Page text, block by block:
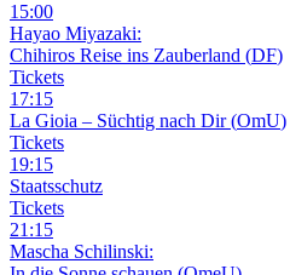
15:00
Hayao Miyazaki:
Chihiros Reise ins Zauberland (DF)
Tickets
17:15
La Gioia – Süchtig nach Dir (OmU)
Tickets
19:15
Staatsschutz
Tickets
21 :15
Mascha Schilinski: